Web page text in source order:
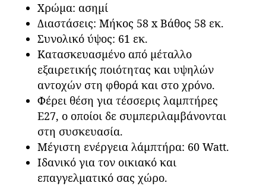
Χρώμα: ασημί
Διαστάσεις: Μήκος 58 x Βάθος 58 εκ.
Συνολικό ύψος: 61 εκ.
Κατασκευασμένο από μέταλλο
εξαιρετικής ποιότητας και υψηλών
αντοχών στη φθορά και στο χρόνο.
Φέρει θέση για τέσσερις λαμπτήρες
Ε27, ο οποίοι δε συμπεριλαμβάνονται
στη συσκευασία.
Μέγιστη ενέργεια λάμπτήρα: 60 Watt.
Ιδανικό για τον οικιακό και
επαγγελματικό σας χώρο.